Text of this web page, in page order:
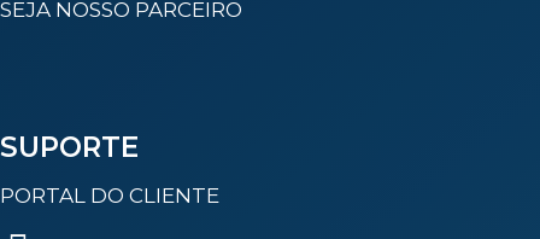
SEJA NOSSO PARCEIRO
SUPORTE
PORTAL DO CLIENTE